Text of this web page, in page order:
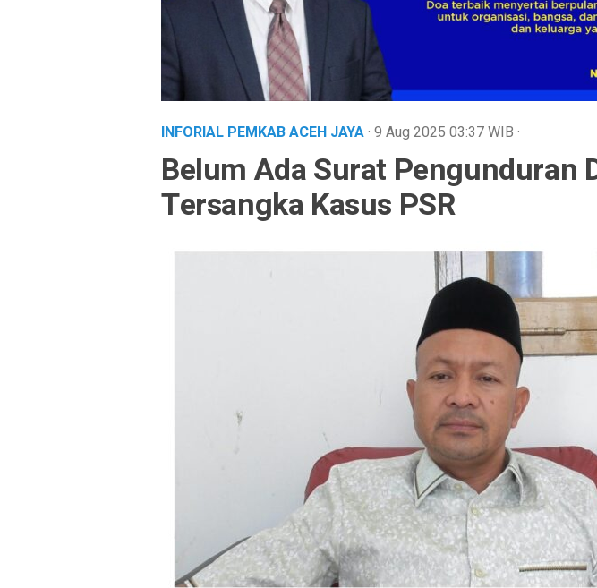
INFORIAL PEMKAB ACEH JAYA· 9 Aug 2025 03:37WIB ·
Belum Ada Surat Pengunduran
Tersangka Kasus PSR